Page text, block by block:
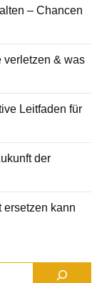
– Chancen
verletzen & was
Leitfaden für
der
ersetzen kann